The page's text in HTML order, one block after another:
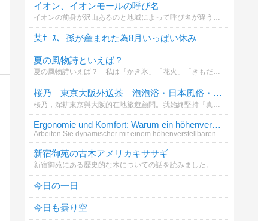
イオン、イオンモールの呼び名
イオンの前身が沢山あるのと地域によって呼び名が違うことを知ったのでお聞きしたいです。記入漏れがあったらすみません(*_ _)՞՞この中にない場合はその他へお願い致します
某ﾅｰｽ、孫が産まれた為8月いっぱい休み
夏の風物詩といえば？
夏の風物詩いえば？ 私は「かき氷」「花火」「きもだめし」といったところです (^_^)v
桜乃｜東京大阪外送茶｜泡泡浴・日本風俗・上門服務LINE ID：3sk6 Tg： @Saku62 G
Ergonomie und Komfort: Warum ein höhenverstellbare
Arbeiten Sie dynamischer mit einem höhenverstellbaren Schreibtisch. Bewegung im Alltag wird unterstützt und Sicherheit g
新宿御苑の古木アメリカキササギ
新宿御苑にある歴史的な木についての話を読みました。あなたはこの木の魅力をどう感じますか？
今日の一日
今日も曇り空